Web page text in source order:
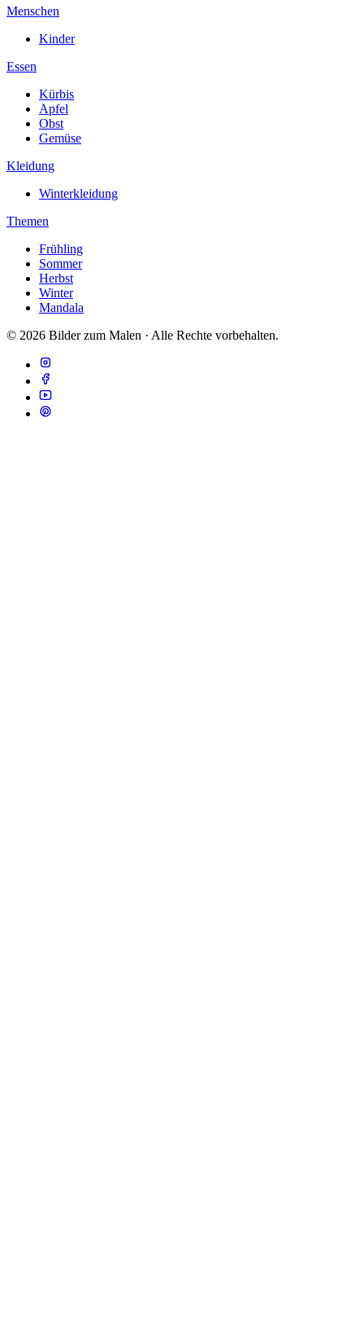
Menschen
Kinder
Essen
Kürbis
Apfel
Obst
Gemüse
Kleidung
Winterkleidung
Themen
Frühling
Sommer
Herbst
Winter
Mandala
© 2026 Bilder zum Malen · Alle Rechte vorbehalten.